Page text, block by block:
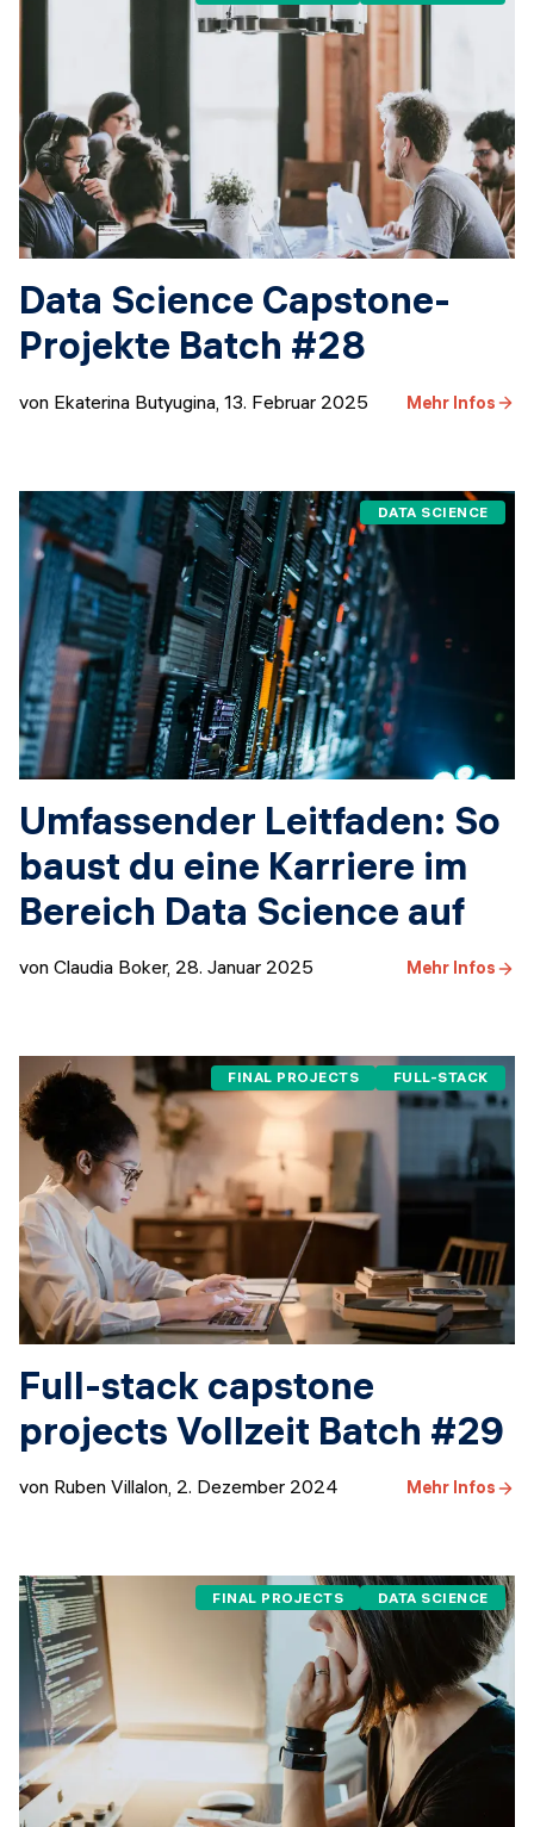
Data Science Capstone-
Projekte Batch #28
von Ekaterina Butyugina 13. Februar 2025 Mehr Infos
DATA SCIENCE
Umfassender Leitfaden: So
baust du eine Karriere im
Bereich Data Science auf
von Claudia Boker, 28. Januar 2025 Mehr Infos
FINAL PROJECTS FULL-STACK
Full-stack capstone
projects Vollzeit Batch #29
von Ruben Villalon, 2. Dezember 2024 Mehr Infos
FINAL PROJECTS DATA SCIENCE